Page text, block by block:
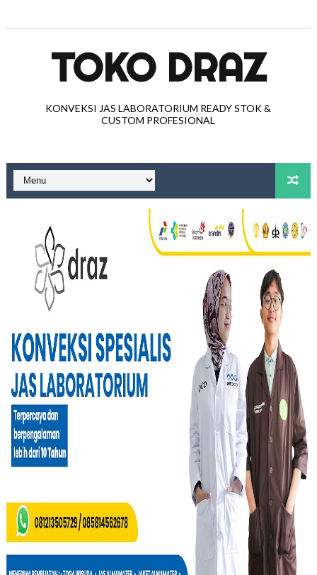
TOKO DRAZ
KONVEKSI JAS LABORATORIUM READY STOK &
CUSTOM PROFESIONAL